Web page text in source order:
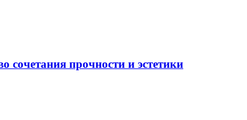
сочетания прочности и эстетики